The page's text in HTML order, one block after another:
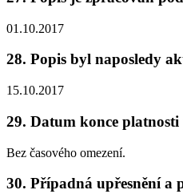
01.10.2017
28. Popis byl naposledy
15.10.2017
29. Datum konce platnosti
Bez časového omezení.
30. Případná upřesnění a